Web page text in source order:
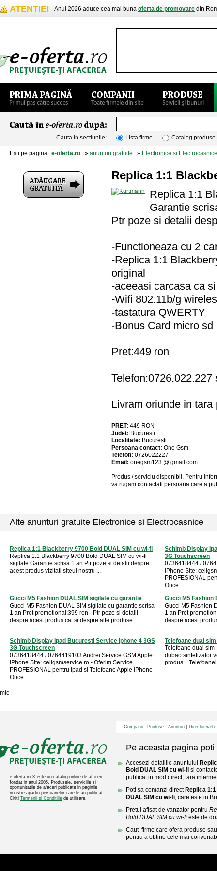
ATENTIE! Anul 2026 aduce cea mai buna oferta de promovare din
Cauta in sectiunile: Lista firme Catalog produse
Esti pe pagina: e-oferta.ro » anunturi gratuite » Electronice si Electrocasnice
Replica 1:1
Replica 1:1
Garantie
Ptr poze si detalii
-Functioneaza cu 2
-Replica 1:1
original
-aceeasi carcasa ca
-Wifi 802.11b/g
-tastatura QWERTY
-Bonus Card micro sd
Pret:449 ron
Telefon:0726.022.227
Livram oriunde in
PRET: 449 RON
Judet: Bucuresti
Localitate: Bucuresti
Persoana contact: One Gsm
Telefon: 0726022227
Email: onegsm123 @ gmail.com
Produs / serviciu disponibil . Pentru
va rugam contactati persoana care a
Alte anunturi gratuite Electronice si Electrocasnice
Replica 1:1 Blackberry 9700 Bold DUAL SIM cu wi-fi
Replica 1:1 Blackberry 9700 Bold DUAL SIM cu wi-fi
sigilate Garantie scrisa 1 an Ptr poze si detalii despre
acest produs vizitati siteul nostru ...
Schimb Display
3G Touchscreen
0736418444 /
iPhone Site:
PROFESIONAL
Orice ...
Gucci M5 Fashion DUAL SIM sigilate cu garantie
Gucci M5 Fashion DUAL SIM sigilate cu garantie scrisa
1 an Pret promotional:399 ron - Ptr poze si detalii
despre acest produs cat si despre alte produse ...
Gucci M5 Fashion
Gucci M5 Fashion
1 an Pret
despre acest
Schimb Display Ipad Bucuresti Service Iphone 4 3GS
3G Touchscreen
0736418444 / 0764419103 Andrei Service GSM Apple
iPhone Site: cellgsmservice ro - Oferim Service
PROFESIONAL pentru Ipad si Telefoane Apple iPhone
Orice ...
Telefoane dual
Telefoane dual sim
dubao sintetizator
produs...
mic
e-oferta.ro ® este un catalog online de afaceri,
fondat in anul 2005. Produsele, serviciile si
oportunitatile de afaceri publicate in paginile
noastre apartin persoanelor care le-au publicat.
Cititi Termenii si Conditiile de utilizare.
Companii Produse Anunturi Director web
Pe aceasta pagina poti
Accesezi detaliile anuntului
Bold DUAL SIM cu wi-fi si
publicat in mod direct, fara
Poti sa comanzi direct Replica
DUAL SIM cu wi-fi, care este in
Pretul afisat de vanzator pentru
Bold DUAL SIM cu wi-fi este de
Cauti firme care ofera produse
pentru a obtine cele mai